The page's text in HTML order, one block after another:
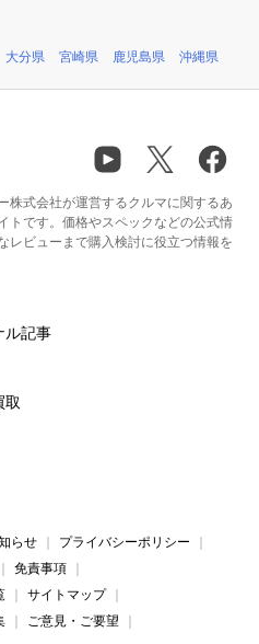
大分県 宮崎県 鹿児島県 沖縄県
株式会社が運営するクルマに関するあ
トです。価格やスペックなどの公式情
レビューまで購入検討に役立つ情報を
ル記事
取
らせ
プライバシーポリシー
免責事項
サイトマップ
ご意見・ご要望